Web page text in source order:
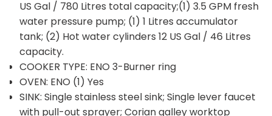
US Gal / 780 Litres total capacity;(1) 3.5 GPM fresh
water pressure pump; (1) 1 Litres accumulator
tank; (2) Hot water cylinders 12 US Gal / 46 Litres
capacity.
COOKER TYPE: ENO 3-Burner ring
OVEN: ENO (1) Yes
SINK: Single stainless steel sink; Single lever faucet
with pull-out sprayer; Corian galley worktop